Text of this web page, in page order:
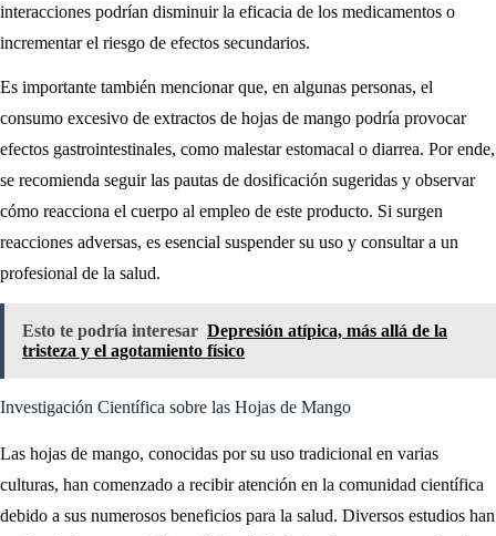
interacciones podrían disminuir la eficacia de los medicamentos o
incrementar el riesgo de efectos secundarios.
Es importante también mencionar que, en algunas personas, el
consumo excesivo de extractos de hojas de mango podría provocar
efectos gastrointestinales, como malestar estomacal o diarrea. Por ende,
se recomienda seguir las pautas de dosificación sugeridas y observar
cómo reacciona el cuerpo al empleo de este producto. Si surgen
reacciones adversas, es esencial suspender su uso y consultar a un
profesional de la salud.
Esto te podría interesar Depresión atípica, más allá de la
tristeza y el agotamiento físico
Investigación Científica sobre las Hojas de Mango
Las hojas de mango, conocidas por su uso tradicional en varias
culturas, han comenzado a recibir atención en la comunidad científica
debido a sus numerosos beneficios para la salud. Diversos estudios han